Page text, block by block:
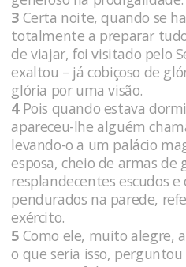
3 Certa noite, quando se
totalmente a preparar
de viajar, foi visitado pelo
exaltou – já cobiçoso de
glória por uma visão.
4Pois quando estava
apareceu-lhe alguém
levando-o a um palácio
esposa, cheio de armas de
resplandecentes escudos
pendurados na parede,
exército.
5 Como ele, muito alegre,
o que seria isso,